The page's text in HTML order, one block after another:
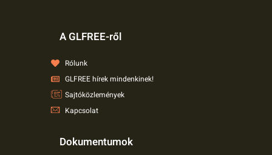
A GLFREE-ről
Rólunk
GLFREE hírek mindenkinek!
Sajtóközlemények
Kapcsolat
Dokumentumok